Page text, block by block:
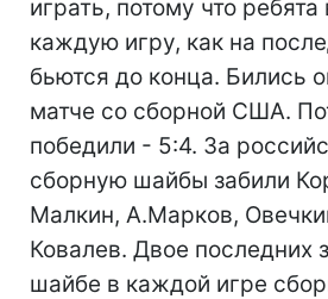
играть, потому что
каждую игру, как на
бьются до конца. Бились
матче со сборной США.
победили - 5:4. За
сборную шайбы забили
Малкин, А.Марков,
Ковалев. Двое последних
шайбе в каждой игре